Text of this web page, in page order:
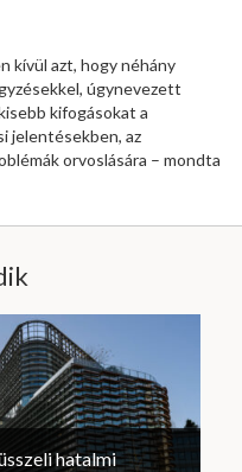
kívül azt, hogy néhány
úgynevezett
kifogásokat a
jelentésekben, az
orvoslására – mondta
hatalmi